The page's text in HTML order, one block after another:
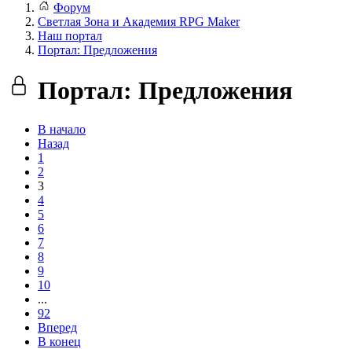
Форум
Светлая Зона и Академия RPG Maker
Наш портал
Портал: Предложения
Портал: Предложения
В начало
Назад
1
2
3
4
5
6
7
8
9
10
...
92
Вперед
В конец